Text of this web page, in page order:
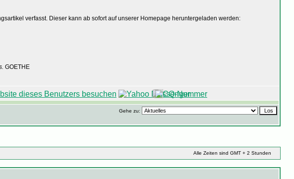
verfasst. Dieser kann ab sofort auf unserer Homepage heruntergeladen werden:
GOETHE
Gehe zu:
Alle Zeiten sind GMT + 2 Stunden